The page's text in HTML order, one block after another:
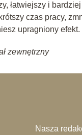
łatwiejszy i
czas pracy,
upragniony
zewnętrzny
Nasza